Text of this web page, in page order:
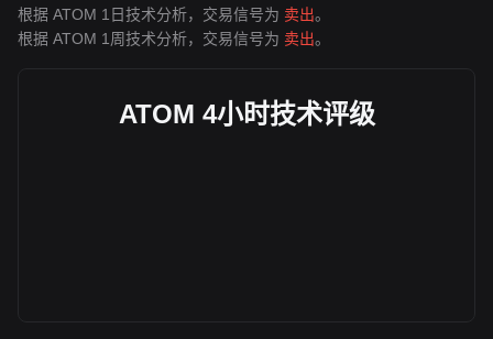
根据 ATOM 1日技术分析，交易信号为 卖出。
根据 ATOM 1周技术分析，交易信号为 卖出。
ATOM 4小时技术评级